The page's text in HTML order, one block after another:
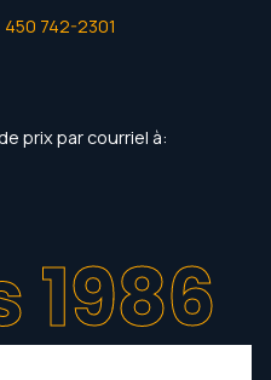
450 742-2301
prix par courriel à:
1986